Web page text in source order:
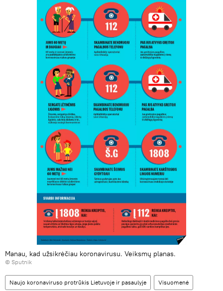
Manau, kad užsikrėčiau koronavirusu. Veiksmų planas.
© Sputnik
Naujo koronaviruso protrūkis Lietuvoje ir pasaulyje Visuomenė